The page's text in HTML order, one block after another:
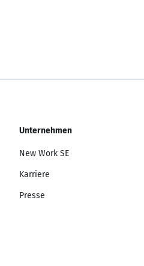
Unternehmen
New Work SE
Karriere
Presse